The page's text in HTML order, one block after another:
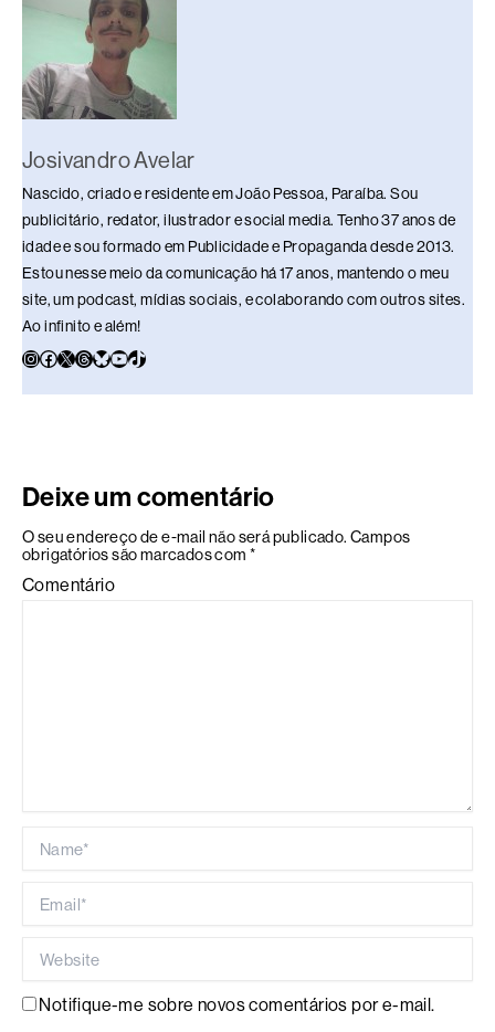
o
Josivandro Avelar
Nascido, criado e residente em João Pessoa, Paraíba. Sou
publicitário, redator, ilustrador e social media. Tenho 37 anos de
idade e sou formado em Publicidade e Propaganda desde 2013.
Estou nesse meio da comunicação há 17 anos, mantendo o meu
site, um podcast, mídias sociais, e colaborando com outros sites.
Ao infinito e além!
Deixe um comentário
O seu endereço de e-mail não será publicado. Campos
obrigatórios são marcados com *
Comentário
Notifique-me sobre novos comentários por e-mail.